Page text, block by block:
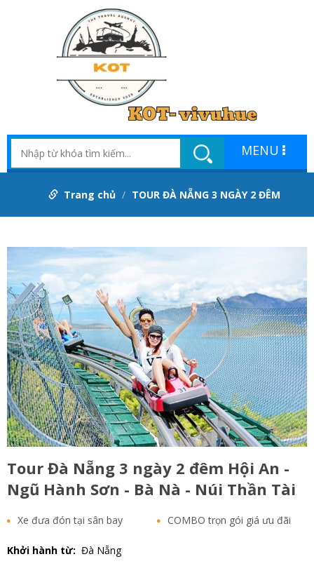
MENU
Trang chủ TOUR ĐÀ NẴNG 3 NGÀY 2 ĐÊM
Tour Đà Nẵng 3 ngày 2 đêm Hội An -
Ngũ Hành Sơn - Bà Nà - Núi Thần Tài
Xe đưa đón tại sân bay COMBO trọn gói giá ưu đãi
Khởi hành từ: Đà Nẵng